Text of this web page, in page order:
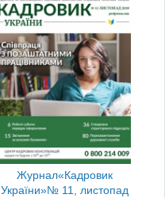
Журнал«Кадровик
України»№ 11, листопад